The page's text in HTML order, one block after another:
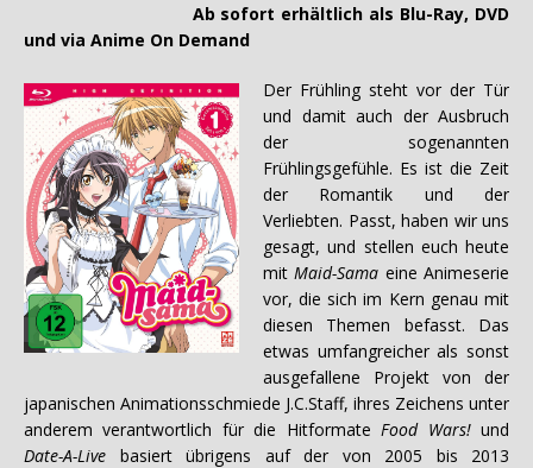
Ab sofort erhältlich als Blu-Ray, DVD
und via Anime On Demand
Der Frühling steht vor der Tür
und damit auch der Ausbruch
der sogenannten
Frühlingsgefühle. Es ist die Zeit
der Romantik und der
Verliebten. Passt, haben wir uns
gesagt, und stellen euch heute
mitMaid-Sama eine Animeserie
vor, die sich im Kern genau mit
diesen Themen befasst. Das
etwas umfangreicher als sonst
ausgefallene Projekt von der
japanischen Animationsschmiede J.C.Staff, ihres Zeichens unter
anderem verantwortlich für die Hitformate Food Wars!und
Date-A-Live basiert übrigens auf der von 2005 bis 2013